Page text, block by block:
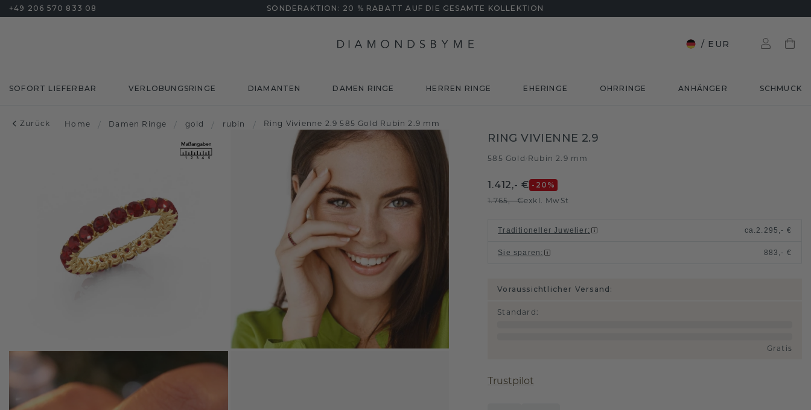
+49 206 570 833 08 SONDERAKTION: 20 % RABATT AUF DIE GESAMTE KOLLEKTION
/ EUR
SOFORT LIEFERBAR VERLOBUNGSRINGE DIAMANTEN DAMEN RINGE HERREN RINGE EHERINGE OHRRINGE ANHÄNGER SCHMUCK
Zurück Home / Damen Ringe / gold / rubin / Ring Vivienne 2.9 585 Gold Rubin 2.9 mm
RING VIVIENNE 2.9
585 Gold Rubin 2.9 mm
1.412,- € -20 %
1.765,- €exkl. MwSt
Traditioneller Juwelier: ca.2.295,- €
Sie sparen : 883,- €
Voraussichtlicher Versand:
Standard :
Gratis
Trustpilot